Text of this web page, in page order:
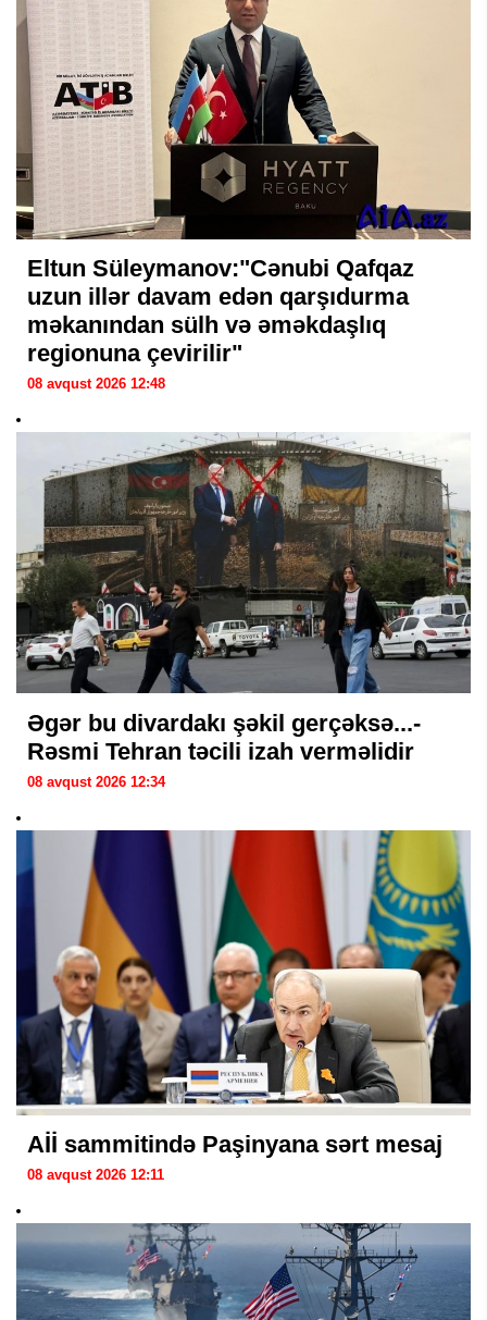
Eltun Süleymanov:"Cənubi Qafqaz
uzun illər davam edən qarşıdurma
məkanından sülh və əməkdaşlıq
regionuna çevirilir"
08 avqust 2026 12:48
Əgər bu divardakı şəkil gerçəksə...-
Rəsmi Tehran təcili izah verməlidir
08 avqust 2026 12:34
Aİİ sammitində Paşinyana sərt mesaj
08 avqust 2026 12:11